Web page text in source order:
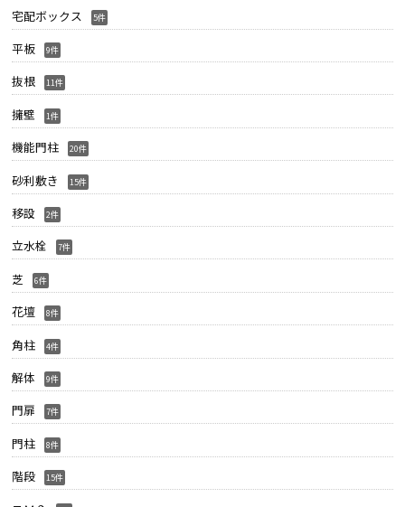
宅配ボックス 5件
平板 9件
抜根 11件
擁壁 1件
機能門柱 20件
砂利敷き 15件
移設 2件
立水栓 7件
芝 6件
花壇 8件
角柱 4件
解体 9件
門扉 7件
門柱 8件
階段 15件